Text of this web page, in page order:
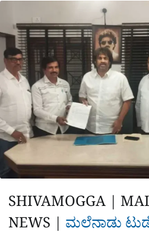
p o a
m
SHIVAMOGGA |
NEWS | ಮಲೆನಾಡು